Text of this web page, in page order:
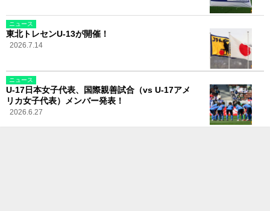
ニュース
東北トレセンU-13が開催！
2026.7.14
ニュース
U-17日本女子代表、国際親善試合（vs U-17アメ
リカ女子代表）メンバー発表！
2026.6.27